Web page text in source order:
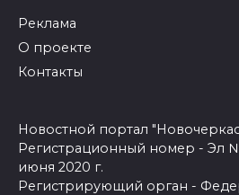
Реклама
О проекте
Контакты
Новостной портал
Регистрационный номер - Эл
июня 2020 г.
Регистрирующий орган -